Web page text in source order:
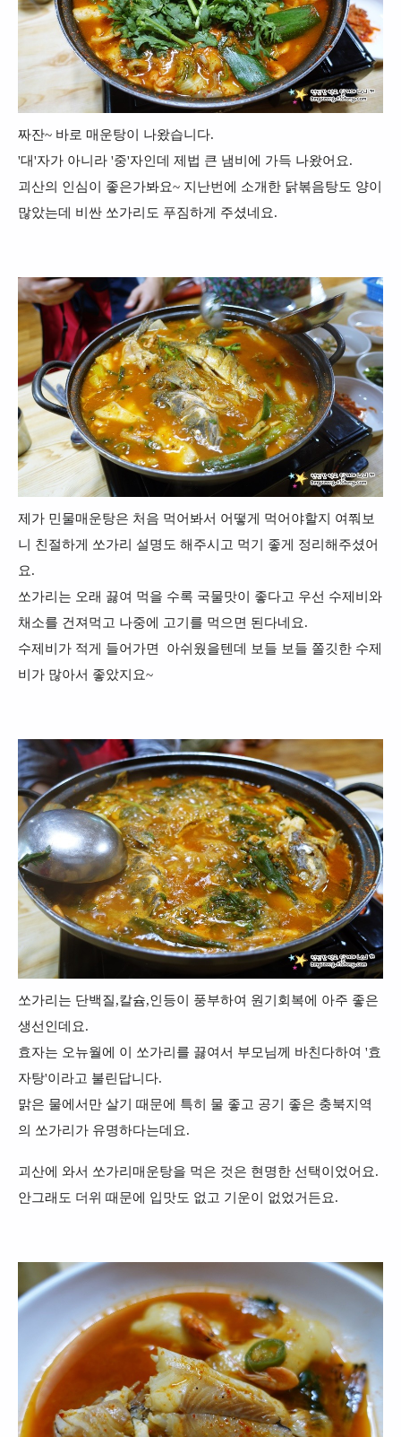
짜잔~ 바로 매운탕이 나왔습니다.
'대'자가 아니라 '중'자인데 제법 큰 냄비에 가득 나왔어요.
괴산의 인심이 좋은가봐요~ 지난번에 소개한 닭볶음탕도 양이
많았는데 비싼 쏘가리도 푸짐하게 주셨네요.
제가 민물매운탕은 처음 먹어봐서 어떻게 먹어야할지 여쭤보
니 친절하게 쏘가리 설명도 해주시고 먹기 좋게 정리해주셨어
요.
쏘가리는 오래 끓여 먹을 수록 국물맛이 좋다고 우선 수제비와
채소를 건져먹고 나중에 고기를 먹으면 된다네요.
수제비가 적게 들어가면 아쉬웠을텐데 보들 보들 쫄깃한 수제
비가 많아서 좋았지요~
쏘가리는 단백질,칼슘,인등이 풍부하여 원기회복에 아주 좋은
생선인데요.
효자는 오뉴월에 이 쏘가리를 끓여서 부모님께 바친다하여 '효
자탕'이라고 불린답니다.
맑은 물에서만 살기 때문에 특히 물 좋고 공기 좋은 충북지역
의 쏘가리가 유명하다는데요.
괴산에 와서 쏘가리매운탕을 먹은 것은 현명한 선택이었어요.
안그래도 더위 때문에 입맛도 없고 기운이 없었거든요.